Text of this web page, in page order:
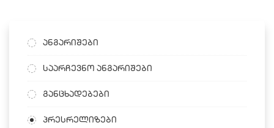
ანგარიშები
საარჩევნო ანგარიშები
განცხადებები
პრესრელიზები